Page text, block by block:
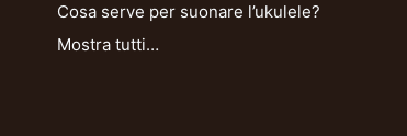
Cosa serve per suonare l’ukulele?
Mostra tutti…